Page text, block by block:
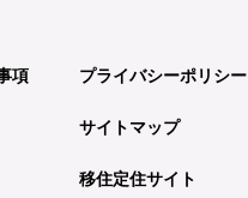
項 プライバシーポリシー
サイトマップ
移住定住サイト